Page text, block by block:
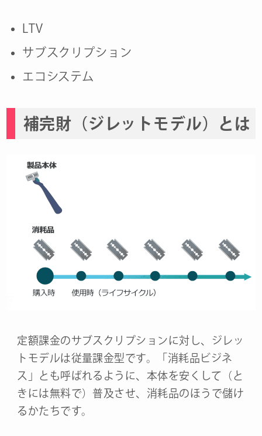
LTV
サブスクリプション
エコシステム
補完財（ジレットモデル）とは
定額課金のサブスクリプションに対し、ジレッ
トモデルは従量課金型です。「消耗品ビジネ
ス」とも呼ばれるように、本体を安くして（と
きには無料で）普及させ、消耗品のほうで儲け
るかたちです。